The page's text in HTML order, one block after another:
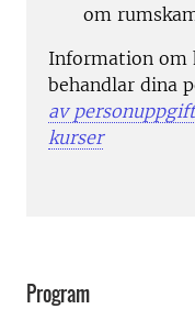
om
Information om
behandlar dina
av
kurser
Program